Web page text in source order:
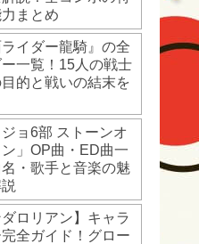
まとめ
ライダー龍騎』の全
一覧！15人の戦士
的と戦いの結末を
ジョ6部 ストーンオ
」OP曲・ED曲一
・歌手と音楽の魅
ダロリアン】キャラ
全ガイド！グロー